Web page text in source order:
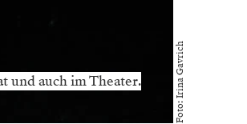
und auch im Theater. Foto: Irina Gavrich